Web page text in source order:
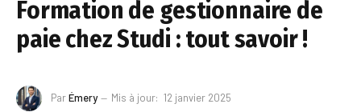
Formation de gestionnaire de
paie chez Studi : tout savoir !
ParÉmery Mis à jour: 12 janvier 2025